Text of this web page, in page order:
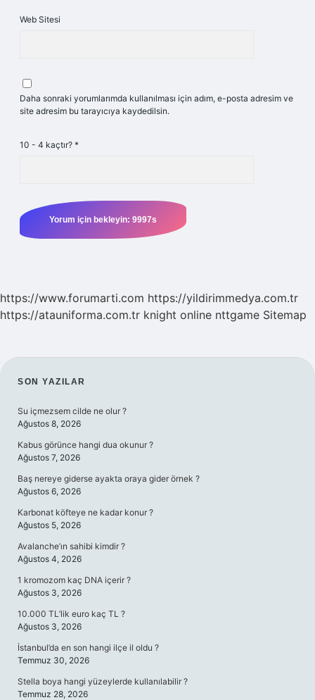
Web Sitesi
Daha sonraki yorumlarımda kullanılması için adım, e-posta adresim ve
site adresim bu tarayıcıya kaydedilsin.
10 - 4 kaçtır? *
https://www.forumarti.com https://yildirimmedya.com.tr
https://atauniforma.com.tr knight online nttgame Sitemap
SIDEBAR
SON YAZILAR
Su içmezsem cilde ne olur ?
Ağustos 8, 2026
Kabus görünce hangi dua okunur ?
Ağustos 7, 2026
Baş nereye giderse ayakta oraya gider örnek ?
Ağustos 6, 2026
Karbonat köfteye ne kadar konur ?
Ağustos 5, 2026
Avalanche’ın sahibi kimdir ?
Ağustos 4, 2026
1 kromozom kaç DNA içerir ?
Ağustos 3, 2026
10.000 TL’lik euro kaç TL ?
Ağustos 3, 2026
İstanbul’da en son hangi ilçe il oldu ?
Temmuz 30, 2026
Stella boya hangi yüzeylerde kullanılabilir ?
Temmuz 28, 2026